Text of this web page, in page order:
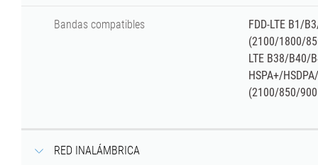
Bandas compatibles
FDD-LTE B1/
(2100/1800/
LTE B38/B40/
HSPA+/
(2100/850/
RED INALÁMBRICA